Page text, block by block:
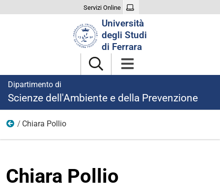
Servizi Online
Università
degli Studi
di Ferrara
Dipartimento di
Scienze dell'Ambiente e della Prevenzione
Professori di Seconda Fascia
Chiara Pollio
Chiara Pollio